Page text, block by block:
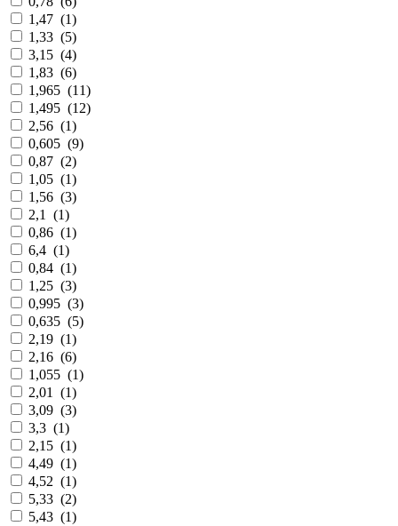
1,47 (1)
1,33 (5)
3,15 (4)
1,83 (6)
1,965 (11)
1,495 (12)
2,56 (1)
0,605 (9)
0,87 (2)
1,05 (1)
1,56 (3)
2,1
(1)
0,86 (1)
6,4 (1)
0,84 (1)
1,25 (3)
0,995 (3)
0,635 (5)
2,19 (1)
2,16 (6)
1,055 (1)
2,01
(1)
3,09 (3)
3,3 (1)
2,15 (1)
4,49 (1)
4,52 (1)
5,33 (2)
5,43 (1)